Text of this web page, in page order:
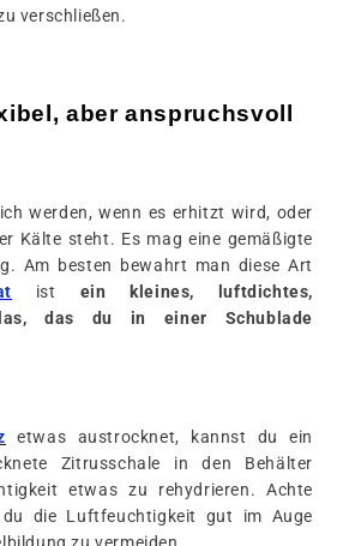
verschließen.
aber anspruchsvoll
werden, wenn es erhitzt wird, oder
Kälte steht. Es mag eine gemäßigte
Am besten bewahrt man diese Art
ist ein kleines, luftdichtes,
das du in einer Schublade
etwas austrocknet, kannst du ein
Zitrusschale in den Behälter
etwas zu rehydrieren. Achte
die Luftfeuchtigkeit gut im Auge